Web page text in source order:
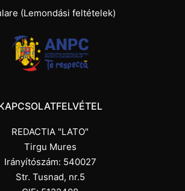
(Lemondási feltételek)
REDACTIA "LATO"
Tirgu Mures
Irányítószám: 540027
Str. Tusnad, nr.5